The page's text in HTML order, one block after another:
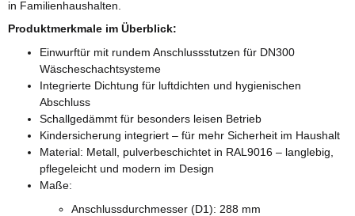
in Familienhaushalten.
Produktmerkmale im Überblick:
Einwurftür mit rundem Anschlussstutzen für DN300
Wäscheschachtsysteme
Integrierte Dichtung für luftdichten und hygienischen
Abschluss
Schallgedämmt für besonders leisen Betrieb
Kindersicherung integriert – für mehr Sicherheit im Haushalt
Material: Metall, pulverbeschichtet in RAL9016 – langlebig,
pflegeleicht und modern im Design
Maße:
Anschlussdurchmesser (D1): 288 mm